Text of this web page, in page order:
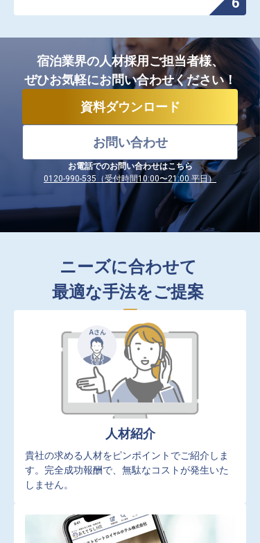
宿泊業界の人材採用ご担当者様、
ぜひお気軽にお問い合わせください！
お問い合わせ
資料ダウンロード
お電話でのお問い合わせはこちら
0120-990-535（受付時間10:00〜21:00 平日）
ニーズに合わせて
最適な手法をご提案
人材紹介
貴社の求める人材をピンポイントでご紹介しま
す。完全成功報酬で、無駄なコストが発生いた
しません。